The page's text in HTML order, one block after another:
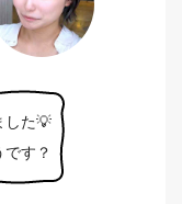
した💡
です？